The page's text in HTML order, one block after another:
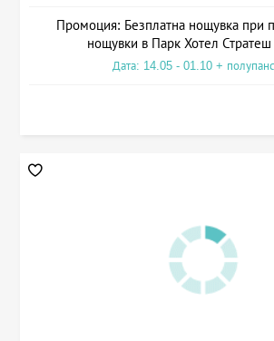
Промоция: Безплатна нощувка при
нощувки в Парк Хотел
Дата: 14.05 - 01.10 +